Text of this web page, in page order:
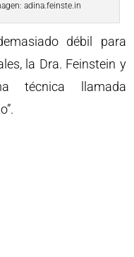
adina.feinste.in
débil para
la Dra. Feinstein y
técnica llamada